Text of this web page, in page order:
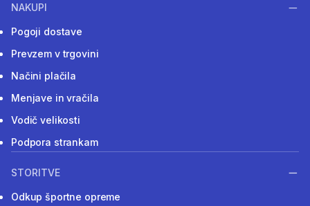
NAKUPI
Pogoji dostave
Prevzem v trgovini
Načini plačila
Menjave in vračila
Vodič velikosti
Podpora strankam
STORITVE
Odkup športne opreme